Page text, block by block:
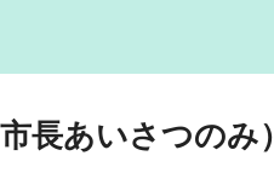
長あいさつのみ）